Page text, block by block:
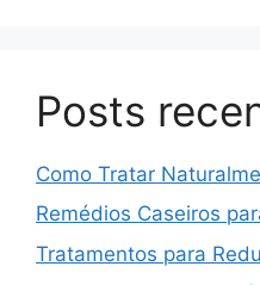
Posts
Como Tratar
Remédios Caseiros
Tratamentos para